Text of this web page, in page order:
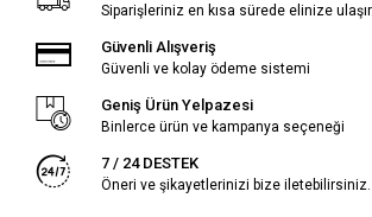
Siparişleriniz en kısa sürede elinize ulaşır.
Güvenli Alışveriş
Güvenli ve kolay ödeme sistemi
Geniş Ürün Yelpazesi
Binlerce ürün ve kampanya seçeneği
7 / 24 DESTEK
Öneri ve şikayetlerinizi bize iletebilirsiniz.